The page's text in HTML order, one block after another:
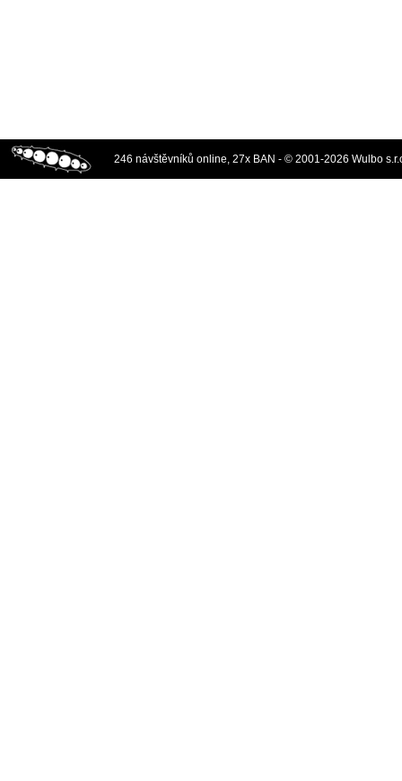
246 návštěvníků online, 27x BAN - © 2001-2026 Wulbo